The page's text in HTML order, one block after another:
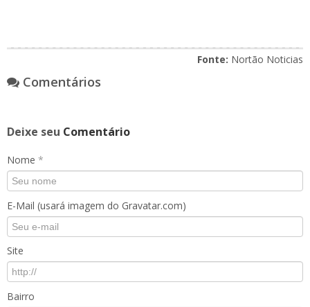
Fonte: Nortão Noticias
Comentários
Deixe seu Comentário
Nome *
E-Mail (usará imagem do Gravatar.com)
Site
Bairro